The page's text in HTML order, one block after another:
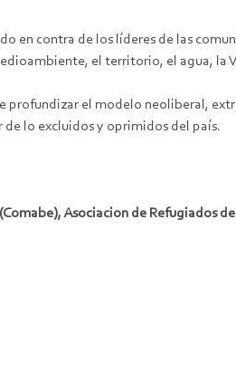
en contra de los líderes de las
el territorio, el agua, la
profundizar el modelo neoliberal,
de lo excluidos y oprimidos del país.
Asociacion de Refugiados